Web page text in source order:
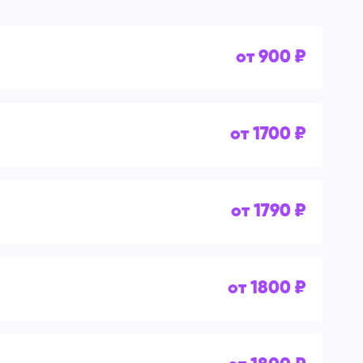
от 900 ₽
от 1700 ₽
от 1790 ₽
от 1800 ₽